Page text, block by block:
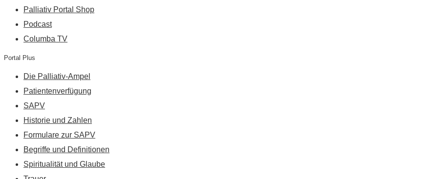
Palliativ Portal Shop
Podcast
Columba TV
Portal Plus
Die Palliativ-Ampel
Patientenverfügung
SAPV
Historie und Zahlen
Formulare zur SAPV
Begriffe und Definitionen
Spiritualität und Glaube